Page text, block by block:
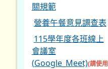
關規範
營養午餐意見調查表
115學年度各班線上
會議室
(Google_Meet)(請使用